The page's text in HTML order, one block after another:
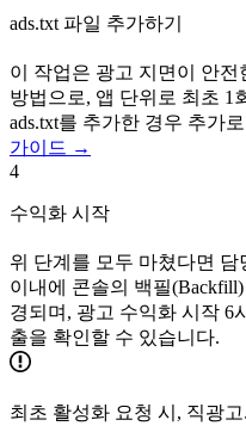
ads.txt 파일 추가하기
이 작업은 광고 지면이 안
방법으로, 앱 단위로 최초 1
ads.txt를 추가한 경우 추가
가이드 →
4
수익화 시작
위 단계를 모두 마쳤다면
이내에 콘솔의 백필
경되며, 광고 수익화 시작 6
출을 확인할 수 있습니다.
최초 활성화 요청 시, 직광